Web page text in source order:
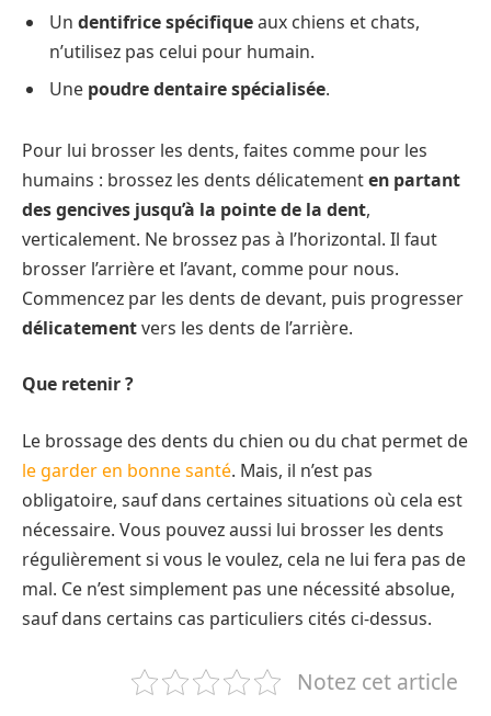
Un dentifrice spécifiqueaux chiens et chats,
n’utilisez pas celui pour humain.
Une poudre dentaire spécialisée.
Pour lui brosser les dents, faites comme pour les
humains : brossez les dents délicatementen partant
des gencives jusqu’à la pointe de la dent,
verticalement. Ne brossez pas à l’horizontal. Il faut
brosser l’arrière et l’avant, comme pour nous.
Commencez par les dents de devant, puis progresser
délicatementvers les dents de l’arrière.
Que retenir ?
Le brossage des dents du chien ou du chat permet de
le garder en bonne santé. Mais, il n’est pas
obligatoire, sauf dans certaines situations où cela est
nécessaire. Vous pouvez aussi lui brosser les dents
régulièrement si vous le voulez, cela ne lui fera pas de
mal. Ce n’est simplement pas une nécessité absolue,
sauf dans certains cas particuliers cités ci-dessus.
Notez cet article